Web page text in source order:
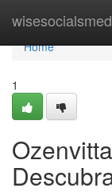
Home
Home
1